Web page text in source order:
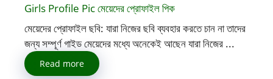
Girls Profile Pic মেয়েদের প্রোফাইল পিক
মেয়েদের প্রোফাইল ছবি: যারা নিজের ছবি ব্যবহার করতে চান না তাদের
জন্য সম্পূর্ণ গাইড মেয়েদের মধ্যে অনেকেই আছেন যারা নিজের ...
Read more